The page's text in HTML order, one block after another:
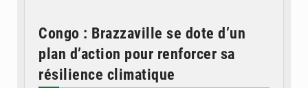
Congo : Brazzaville se dote d’un
plan d’action pour renforcer sa
résilience climatique